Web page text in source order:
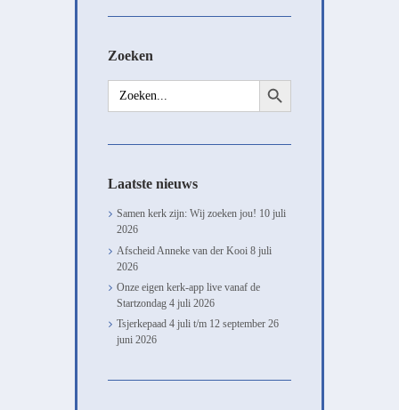
Zoeken
Zoek
naar:
Zoekknop
Laatste nieuws
Samen kerk zijn: Wij zoeken jou! 10 juli
2026
Afscheid Anneke van der Kooi 8 juli
2026
Onze eigen kerk-app live vanaf de
Startzondag 4 juli 2026
Tsjerkepaad 4 juli t/m 12 september 26
juni 2026